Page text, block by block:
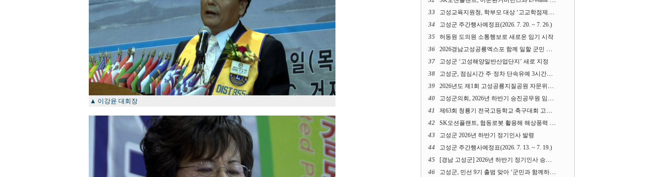
▲ 이강윤 대회장
33 고성교육지원청, 학부모 대상 ‘고교학점제와 대입제도 설명회’ 열어
34 고성군 주간행사예정표(2026. 7. 20. ~ 7. 26.)
35 허동원 도의원 소통행보로 새로운 임기 시작
36 2026경남고성공룡엑스포 함께 일할 군민 모집
37 고성군 ‘고성해양일반산업단지’ 새로 지정
38 고성군, 점심시간 주·정차 단속유예 3시간으로 확대
39 2026년도 제1회 고성공룡지질공원 자문위원회 열어
40 고성군의회, 2026년 하반기 승진공무원 임용장 수여
41 제63회 청룡기 전국고등학교 축구대회 고성서 열린다
42 SK오션플랜트, 협동로봇 활용해 해상풍력 생산 혁신 속도 낸다
43 고성군 2026년 하반기 정기인사 발령
44 고성군 주간행사예정표(2026. 7. 13. ~ 7. 19.)
45 [경남 고성군] 2026년 하반기 정기인사 승진심사 결과
46 고성군, 민선 9기 출범 맞아 ‘군민과 함께하는 대전환 소통간담회’ 열어